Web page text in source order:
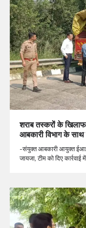
शराब तस्करों के खिलाफ
आबकारी विभाग के
-संयुक्त आबकारी आयुक्त
जायजा, टीम को दिए